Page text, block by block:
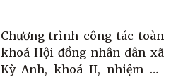
Chương trình công tác toàn
khoá Hội đồng nhân dân xã
Kỳ Anh, khoá II, nhiệm kỳ